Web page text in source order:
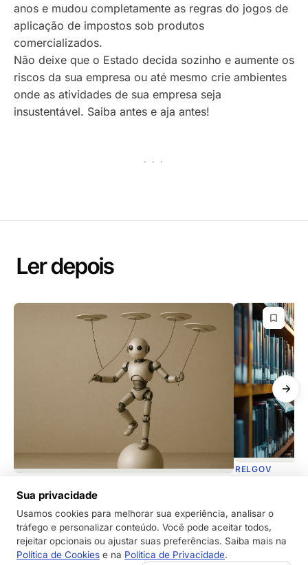
anos e mudou completamente as regras do jogos de
aplicação de impostos sob produtos
comercializados.
Não deixe que o Estado decida sozinho e aumente os
riscos da sua empresa ou até mesmo crie ambientes
onde as atividades de sua empresa seja
insustentável. Saiba antes e aja antes!
· · ·
Ler depois
Inteligência Artificial Confiável: Por que
isso importa para o seu processo de
relações governamentais?
Descubra por que a confiabilidade da IA é
RELGOV
A Inteligência
uma aliada
Sua privacidade
Usamos cookies para melhorar sua experiência, analisar o
tráfego e personalizar conteúdo. Você pode aceitar todos,
rejeitar opcionais ou ajustar suas preferências. Saiba mais na
Política de Cookies e na Política de Privacidade.